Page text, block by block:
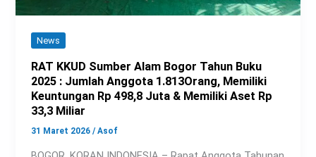
News
RAT KKUD Sumber Alam Bogor Tahun Buku
2025 : Jumlah Anggota 1.813Orang, Memiliki
Keuntungan Rp 498,8 Juta & Memiliki Aset Rp
33,3 Miliar
31 Maret 2026/Asof